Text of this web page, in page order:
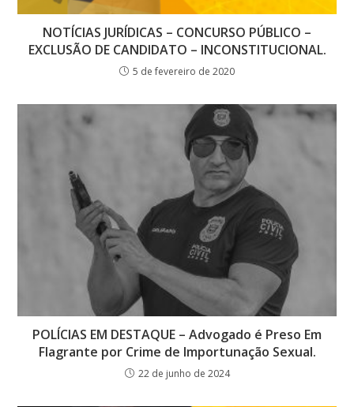
NOTÍCIAS JURÍDICAS – CONCURSO PÚBLICO –
EXCLUSÃO DE CANDIDATO – INCONSTITUCIONAL.
5 de fevereiro de 2020
POLÍCIAS EM DESTAQUE – Advogado é Preso Em
Flagrante por Crime de Importunação Sexual.
22 de junho de 2024